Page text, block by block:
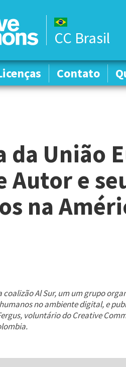
CC Brasil
Contato
Contato
da União
Autor e
na
Al Sur, um um grupo
no ambiente digital, e
voluntário do Creative